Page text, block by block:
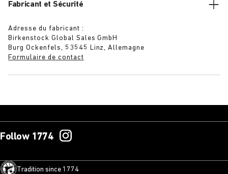
Fabricant et Sécurité
Adresse du fabricant :
Birkenstock Global Sales GmbH
Burg Ockenfels, 53545 Linz, Allemagne
Formulaire de contact
Follow 1774
Tradition since 1774